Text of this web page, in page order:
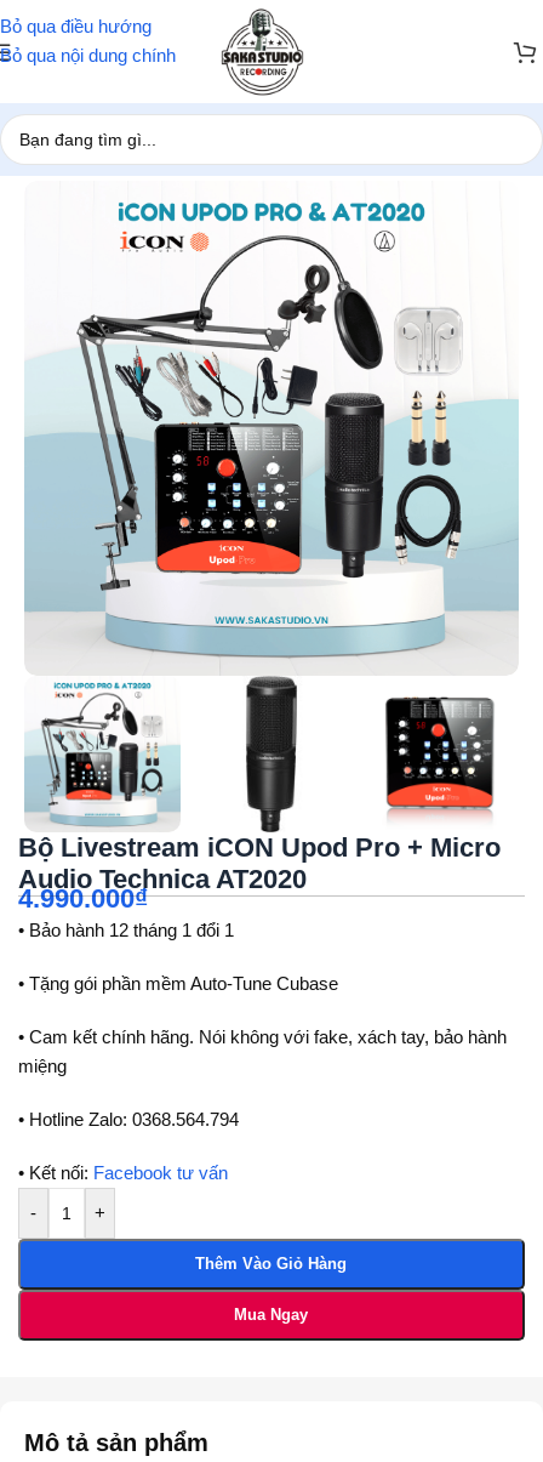
Bỏ qua điều hướng
Bỏ qua nội dung chính
Trang chủ/ Combo hát live
Bộ Livestream iCON Upod Pro + Micro
Audio Technica AT2020
4.990.000₫
• Bảo hành 12 tháng 1 đổi 1
• Tặng gói phần mềm Auto-Tune Cubase
• Cam kết chính hãng. Nói không với fake, xách tay, bảo hành
miệng
• Hotline Zalo: 0368.564.794
• Kết nối: Facebook tư vấn
-
+
Thêm Vào Giỏ Hàng
Mua Ngay
Mô tả sản phẩm